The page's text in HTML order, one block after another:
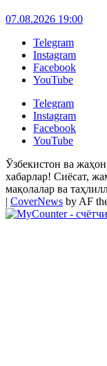
07.08.2026 19:00
Telegram
Instagram
Facebook
YouTube
Telegram
Instagram
Facebook
YouTube
Ўзбекистон ва
хабарлар! Сиёсат,
мақолалар ва
| CoverNews by AF